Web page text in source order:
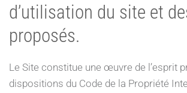
d’utilisation du site et
proposés.
Le Site constitue une œuvre de l’esprit
dispositions du Code de la Propriété